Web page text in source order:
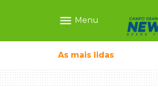
menu Menu
As mais lidas
crianças brasileiras